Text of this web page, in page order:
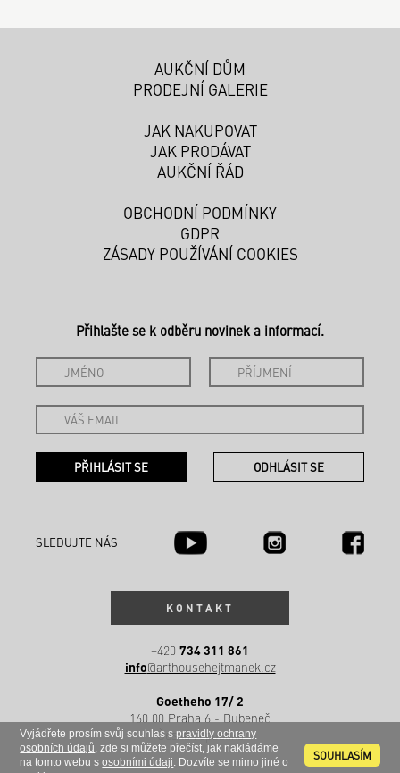
Vyjádřete prosím svůj souhlas spravidly ochrany
osobních údajů, zde si můžete přečíst, jak nakládáme
na tomto webu sosobními údaji. Dozvíte se mimo jiné o
SOUHLASÍM
AUKČNÍ DŮM
PRODEJNÍ GALERIE
JAK NAKUPOVAT
JAK PRODÁVAT
AUKČNÍ ŘÁD
OBCHODNÍ PODMÍNKY
GDPR
ZÁSADY POUŽÍVÁNÍ COOKIES
Přihlašte se k odběru novinek a informací.
SLEDUJTE NÁS
KONTAKT
+420 734 311 861
info@arthousehejtmanek.cz
Goetheho 17/ 2
160 00 Praha 6 - Bubeneč
Česká republika